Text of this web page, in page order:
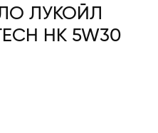
ЛУКОЙЛ
HK 5W30